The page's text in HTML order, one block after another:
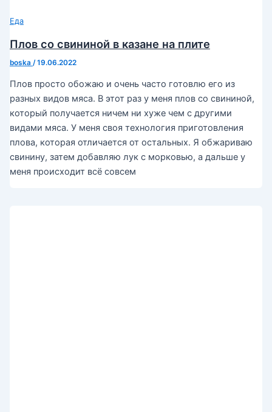
Еда
Плов со свининой в казане на плите
boska /19.06.2022
Плов просто обожаю и очень часто готовлю его из
разных видов мяса. В этот раз у меня плов со свининой,
который получается ничем ни хуже чем с другими
видами мяса. У меня своя технология приготовления
плова, которая отличается от остальных. Я обжариваю
свинину, затем добавляю лук с морковью, а дальше у
меня происходит всё совсем